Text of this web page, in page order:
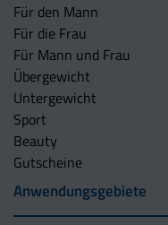
Für den Mann
Für die Frau
Für Mann und Frau
Übergewicht
Untergewicht
Sport
Beauty
Gutscheine
Anwendungsgebiete